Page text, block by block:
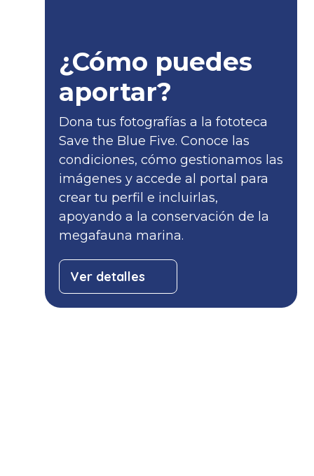
¿Cómo puedes
aportar?
Dona tus fotografías a la fototeca
Save the Blue Five. Conoce las
condiciones, cómo gestionamos las
imágenes y accede al portal para
crear tu perfil e incluirlas,
apoyando a la conservación de la
megafauna marina.
Ver detalles